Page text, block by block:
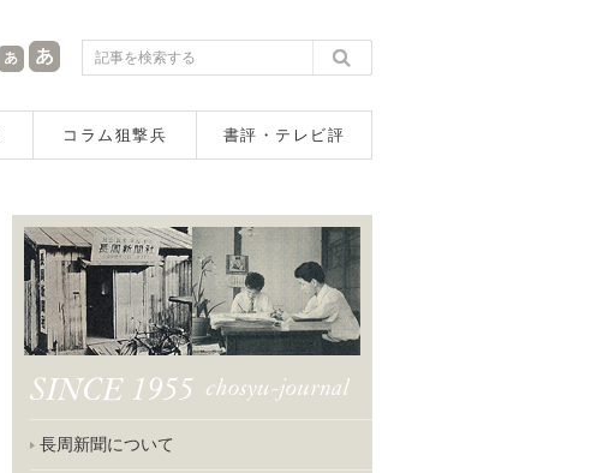
コラム狙撃兵 書評・テレビ評
長周新聞について